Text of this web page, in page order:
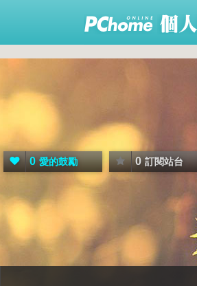
0 愛的鼓勵 0 訂閱站台